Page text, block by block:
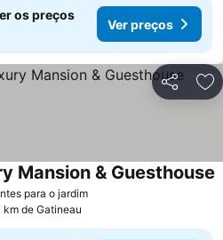
os preços
Ver preços
Partilhar
para o jardim
Mansion & Guesthouse
km de Gatineau